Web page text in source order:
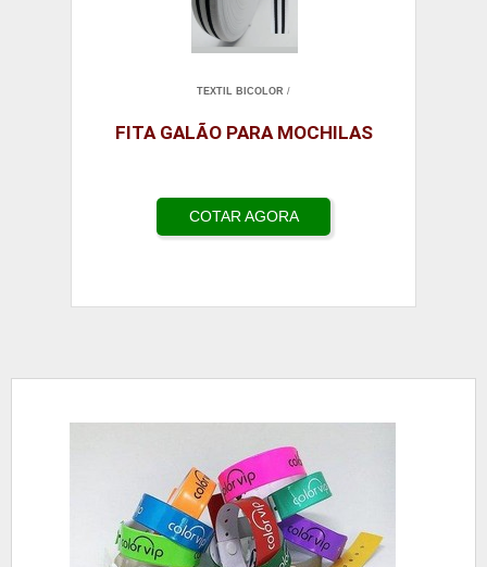
TEXTIL BICOLOR /
FITA GALÃO PARA MOCHILAS
COTAR AGORA